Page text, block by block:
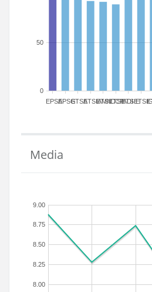
EPSAEPSGETSAETSIAMN
ETSICCP
ETSIADI
ETSIE
0
50
Media
8.00
8.25
8.50
8.75
9.00